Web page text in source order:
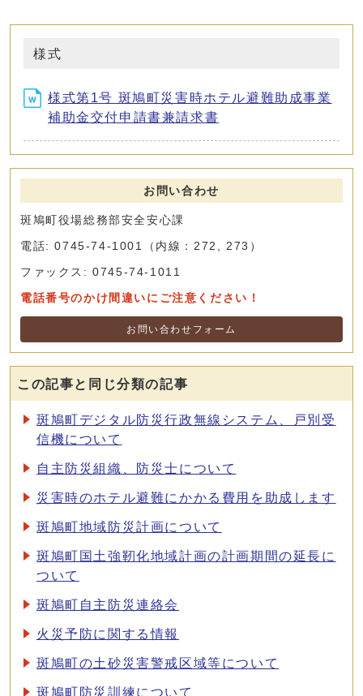
様式
様式第1号 斑鳩町災害時ホテル避難助成事業
補助金交付申請書兼請求書
お問い合わせ
斑鳩町役場総務部安全安心課
電話: 0745-74-1001（内線：272, 273）
ファックス: 0745-74-1011
電話番号のかけ間違いにご注意ください！
お問い合わせフォーム
この記事と同じ分類の記事
斑鳩町デジタル防災行政無線システム、戸別受
信機について
自主防災組織、防災士について
災害時のホテル避難にかかる費用を助成します
斑鳩町地域防災計画について
斑鳩町国土強靭化地域計画の計画期間の延長に
ついて
斑鳩町自主防災連絡会
火災予防に関する情報
斑鳩町の土砂災害警戒区域等について
斑鳩町防災訓練について